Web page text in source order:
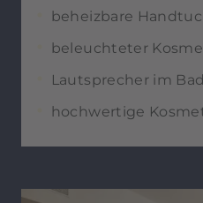
beheizbare
beleuchteter
Lautsprecher im Bad
hochwertige